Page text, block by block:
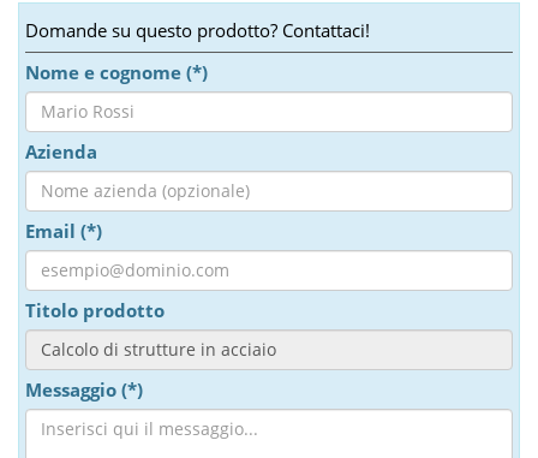
Domande su questo prodotto? Contattaci!
Nome e cognome (*)
Azienda
Email (*)
Titolo prodotto
Messaggio (*)